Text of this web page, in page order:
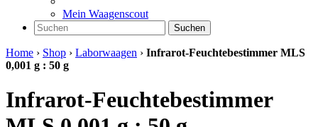
Mein Waagenscout
Suchen
Home › Shop › Laborwaagen › Infrarot-Feuchtebestimmer MLS
0,001 g : 50 g
Infrarot-Feuchtebestimmer